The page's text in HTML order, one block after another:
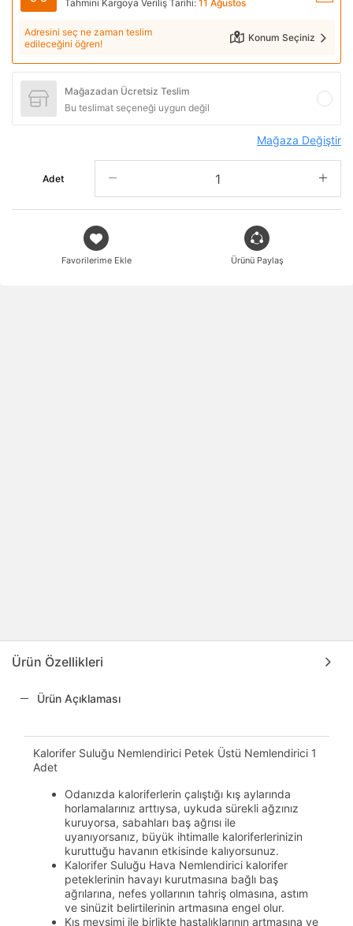
Tahmini Kargoya Veriliş Tarihi: 11 Ağustos
Adresini seç ne zaman teslim
edileceğini öğren!
Konum Seçiniz
Mağazadan Ücretsiz Teslim
Bu teslimat seçeneği uygun değil
Mağaza Değiştir
Adet
Favorilerime Ekle Ürünü Paylaş
Ürün Özellikleri
Ürün Açıklaması
Kalorifer Suluğu Nemlendirici Petek Üstü Nemlendirici 1
Adet
Odanızda kaloriferlerin çalıştığı kış aylarında
horlamalarınız arttıysa, uykuda sürekli ağzınız
kuruyorsa, sabahları baş ağrısı ile
uyanıyorsanız, büyük ihtimalle kaloriferlerinizin
kuruttuğu havanın etkisinde kalıyorsunuz.
Kalorifer Suluğu Hava Nemlendirici kalorifer
peteklerinin havayı kurutmasına bağlı baş
ağrılarına, nefes yollarının tahriş olmasına, astım
ve sinüzit belirtilerinin artmasına engel olur.
Kış mevsimi ile birlikte hastalıklarının artmasına ve